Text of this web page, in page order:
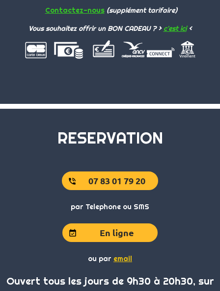
Contactez-nous (supplément tarifaire)
Vous souhaitez offrir un BON CADEAU ? > c'est ici<
RESERVATION
phone_in_talk 07 83 01 79 20
par Telephone ou SMS
event_available En ligne
ou par email
Ouvert tous les jours de 9h30 à 20h30, sur